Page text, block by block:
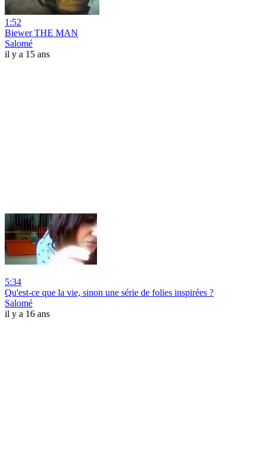
1:52
Biewer THE MAN
Salomé
il y a 15 ans
5:34
Qu'est-ce que la vie, sinon une série de folies inspirées ?
Salomé
il y a 16 ans